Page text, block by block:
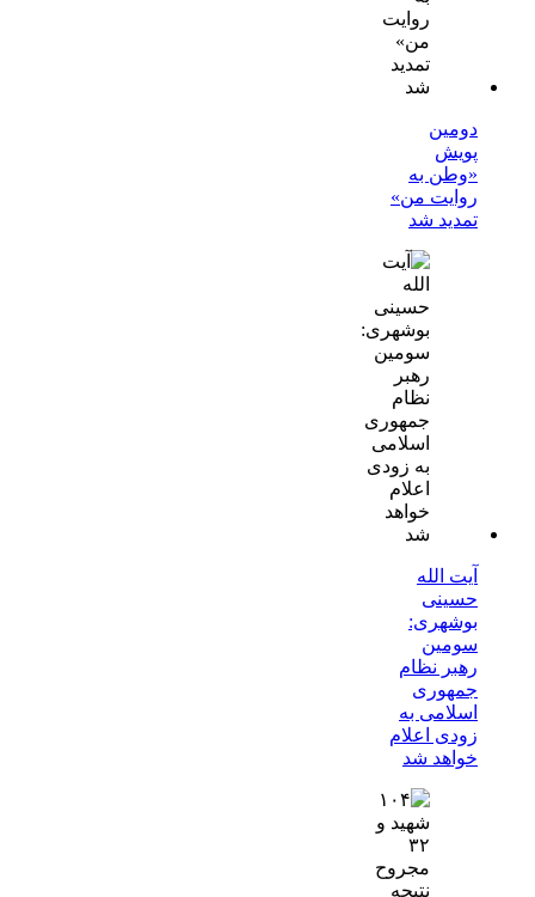
دومین
پویش
«وطن به
روایت من»
تمدید شد
آیت الله
حسینی
بوشهری:
سومین
رهبر نظام
جمهوری
اسلامی به
زودی اعلام
خواهد شد